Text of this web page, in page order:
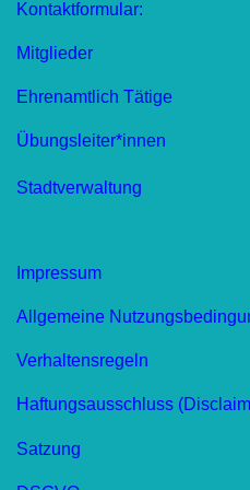
Kontaktformular:
Mitglieder
Ehrenamtlich Tätige
Übungsleiter*innen
Stadtverwaltung
Impressum
Allgemeine
Verhaltensregeln
Haftungsausschluss
Satzung